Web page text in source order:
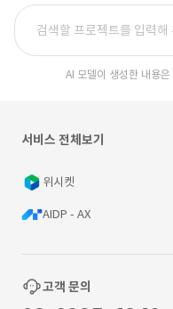
AI 모델이 생성한 내용
서비스 전체보기
위시켓
AIDP - AX
고객 문의